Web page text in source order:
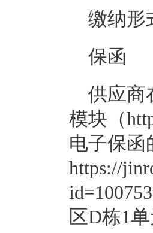
缴纳形
保函
供应商
模块（
电子保函
https://
区D栋1单